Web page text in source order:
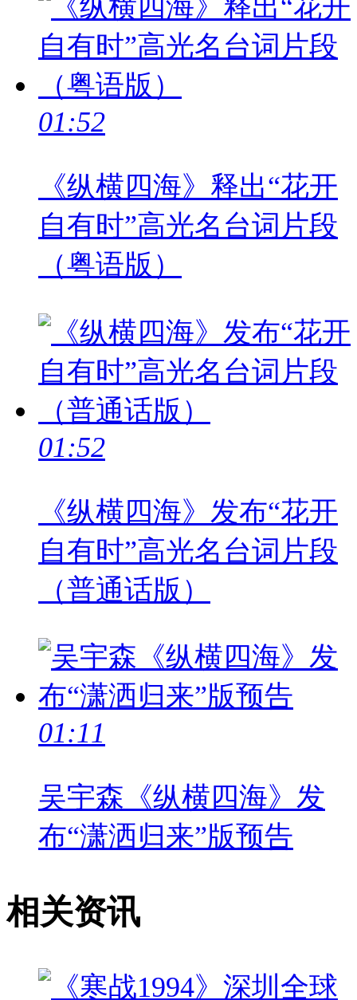
01:52
《纵横四海》释出“花开
自有时”高光名台词片段
（粤语版）
01:52
《纵横四海》发布“花开
自有时”高光名台词片段
（普通话版）
01:11
吴宇森《纵横四海》发
布“潇洒归来”版预告
相关资讯